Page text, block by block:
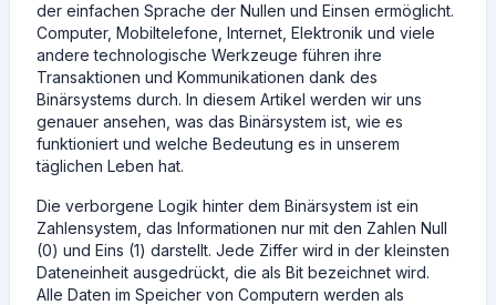
der einfachen Sprache der Nullen und Einsen ermöglicht.
Computer, Mobiltelefone, Internet, Elektronik und viele
andere technologische Werkzeuge führen ihre
Transaktionen und Kommunikationen dank des
Binärsystems durch. In diesem Artikel werden wir uns
genauer ansehen, was das Binärsystem ist, wie es
funktioniert und welche Bedeutung es in unserem
täglichen Leben hat.
Die verborgene Logik hinter dem Binärsystem ist ein
Zahlensystem, das Informationen nur mit den Zahlen Null
(0) und Eins (1) darstellt. Jede Ziffer wird in der kleinsten
Dateneinheit ausgedrückt, die als Bit bezeichnet wird.
Alle Daten im Speicher von Computern werden als